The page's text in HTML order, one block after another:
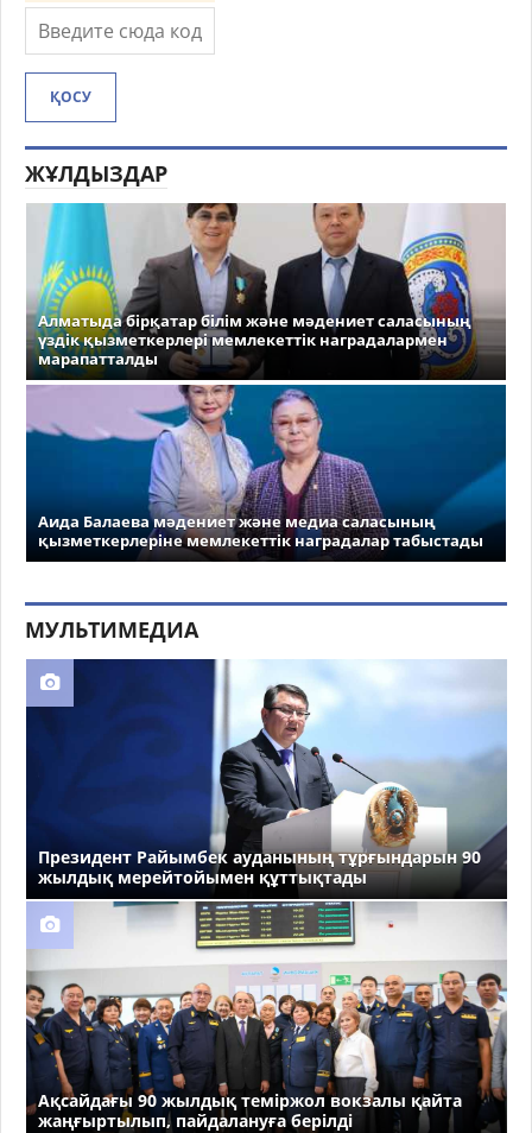
ҚОСУ
ЖҰЛДЫЗДАР
Алматыда бірқатар білім және мәдениет саласының
үздік қызметкерлері мемлекеттік наградалармен
марапатталды
Аида Балаева мәдениет және медиа саласының
қызметкерлеріне мемлекеттік наградалар табыстады
МУЛЬТИМЕДИА
Президент Райымбек ауданының тұрғындарын 90
жылдық мерейтойымен құттықтады
Ақсайдағы 90 жылдық теміржол вокзалы қайта
жаңғыртылып, пайдалануға берілді